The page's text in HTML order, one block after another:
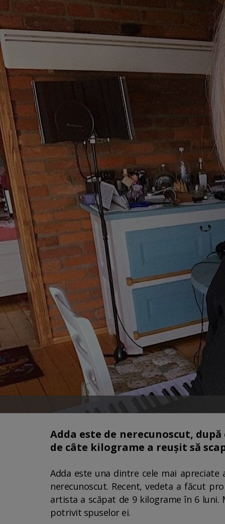
Adda este de nerecunoscut,
de câte kilograme a reușit să
Adda este una dintre cele mai
nerecunoscut. Recent, vedeta a făcut
artista a scăpat de 9 kilograme în 6 luni.
potrivit spuselor ei.